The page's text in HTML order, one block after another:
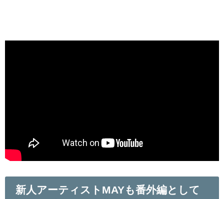
新人アーティストMAYも番外編として